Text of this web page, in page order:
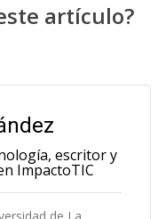
artículo?
escritor y
ImpactoTIC